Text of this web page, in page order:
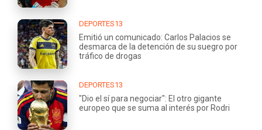
DEPORTES13
Emitió un comunicado: Carlos Palacios se
desmarca de la detención de su suegro por
tráfico de drogas
DEPORTES13
"Dio el sí para negociar": El otro gigante
europeo que se suma al interés por Rodri